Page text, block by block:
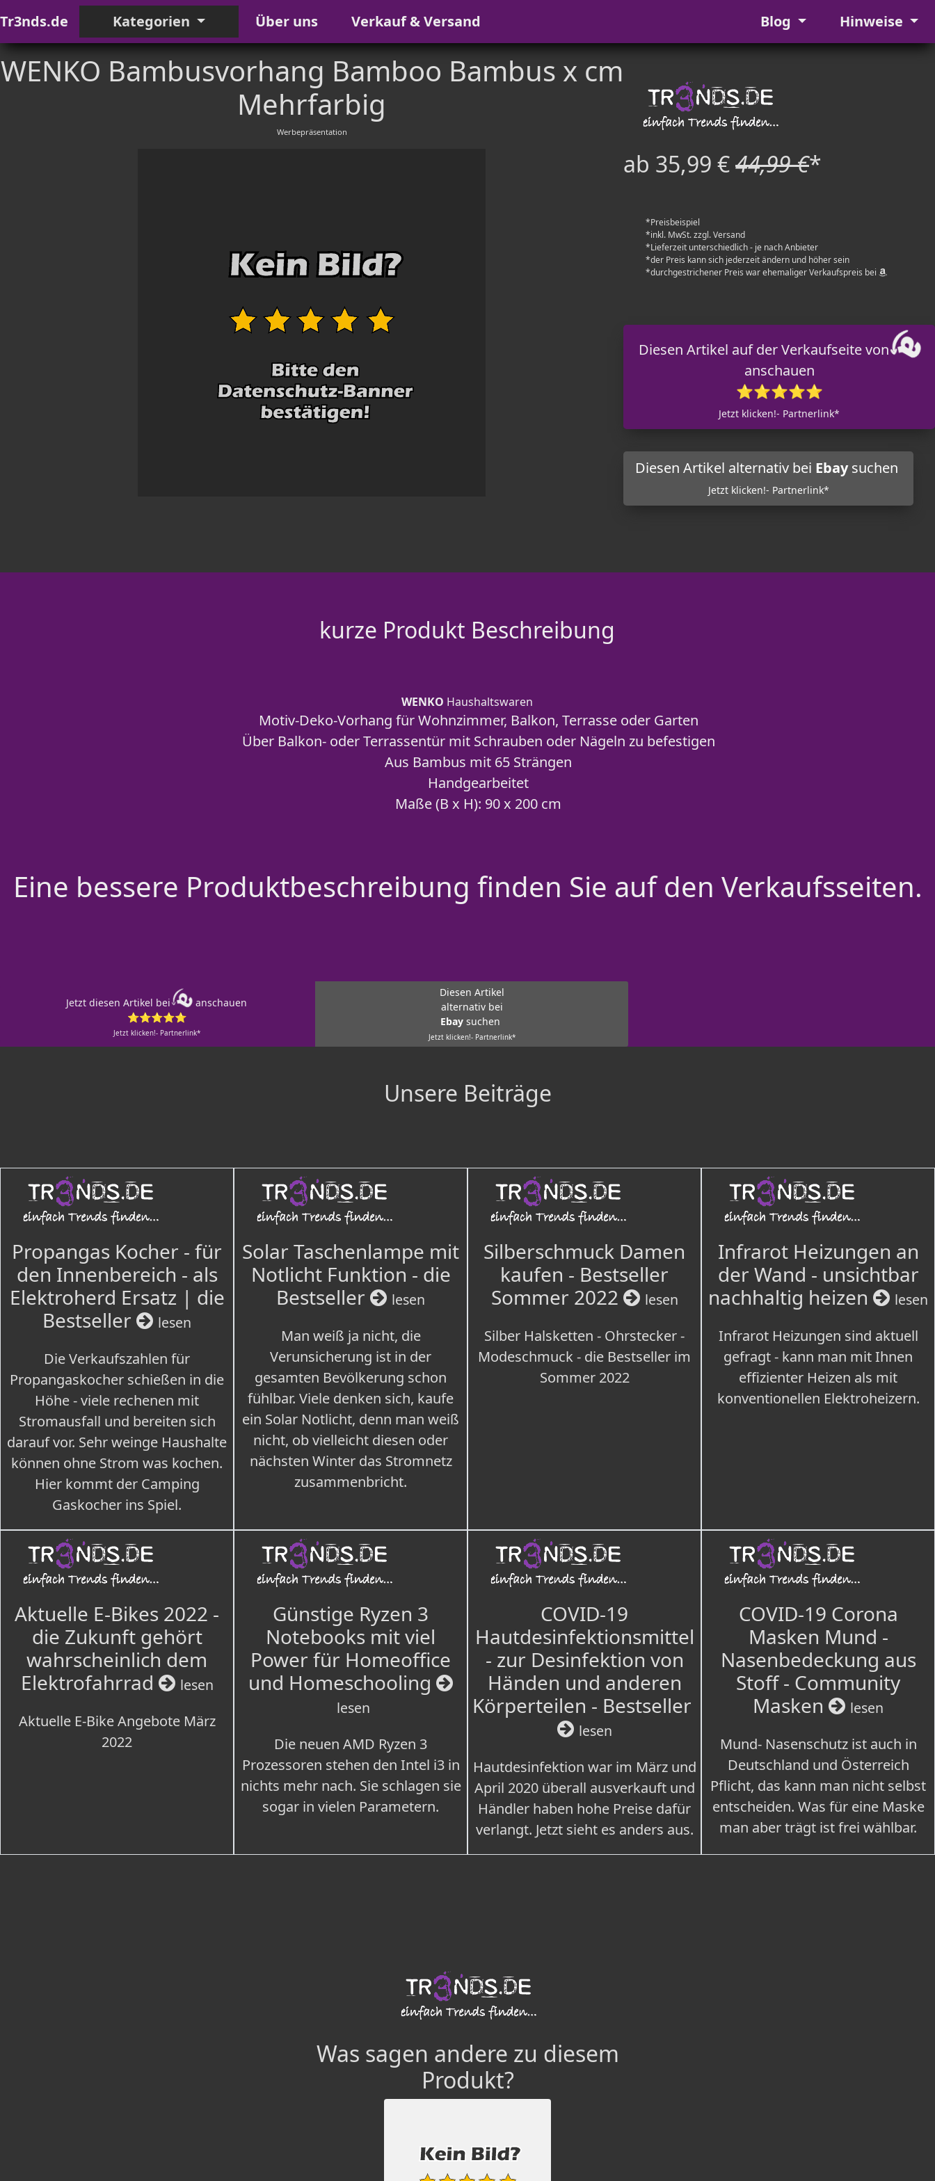
Tr3nds.de Kategorien Über uns Verkauf & Versand Blog Hinweise
WENKO Bambusvorhang Bamboo Bambus x cm
Mehrfarbig
Werbepräsentation
ab 35,99 €44,99 €*
*Preisbeispiel
*inkl. MwSt. zzgl. Versand
*Lieferzeit unterschiedlich - je nach Anbieter
*der Preis kann sich jederzeit ändern und höher sein
*durchgestrichener Preis war ehemaliger Verkaufspreis bei
Diesen Artikel auf der Verkaufseite von
anschauen
⭐⭐⭐⭐⭐
Jetzt klicken!- Partnerlink*
Diesen Artikel alternativ bei Ebaysuchen
Jetzt klicken!- Partnerlink*
kurze Produkt Beschreibung
WENKO Haushaltswaren
Motiv-Deko-Vorhang für Wohnzimmer, Balkon, Terrasse oder Garten
Über Balkon- oder Terrassentür mit Schrauben oder Nägeln zu befestigen
Aus Bambus mit 65 Strängen
Handgearbeitet
Maße (B x H): 90 x 200 cm
Eine bessere Produktbeschreibung finden Sie auf den Verkaufsseiten.
Jetzt diesen Artikel bei
anschauen
⭐⭐⭐⭐⭐
Jetzt klicken!- Partnerlink*
Diesen Artikel
alternativ bei
Ebay suchen
Jetzt klicken!- Partnerlink*
Unsere Beiträge
Propangas Kocher - für
den Innenbereich - als
Elektroherd Ersatz | die
Bestseller
lesen
Die Verkaufszahlen für
Propangaskocher schießen in die
Höhe - viele rechenen mit
Stromausfall und bereiten sich
darauf vor. Sehr weinge Haushalte
können ohne Strom was kochen.
Hier kommt der Camping
Gaskocher ins Spiel.
Solar Taschenlampe mit
Notlicht Funktion - die
Bestseller
lesen
Man weiß ja nicht, die
Verunsicherung ist in der
gesamten Bevölkerung schon
fühlbar. Viele denken sich, kaufe
ein Solar Notlicht, denn man weiß
nicht, ob vielleicht diesen oder
nächsten Winter das Stromnetz
zusammenbricht.
Silberschmuck Damen
kaufen - Bestseller
Sommer 2022
lesen
Silber Halsketten - Ohrstecker -
Modeschmuck - die Bestseller im
Sommer 2022
Infrarot Heizungen an
der Wand - unsichtbar
nachhaltig heizen
lesen
Infrarot Heizungen sind aktuell
gefragt - kann man mit Ihnen
effizienter Heizen als mit
konventionellen Elektroheizern.
Aktuelle E-Bikes 2022 -
die Zukunft gehört
wahrscheinlich dem
Elektrofahrrad
lesen
Aktuelle E-Bike Angebote März
2022
Günstige Ryzen 3
Notebooks mit viel
Power für Homeoffice
und Homeschooling
lesen
Die neuen AMD Ryzen 3
Prozessoren stehen den Intel i3 in
nichts mehr nach. Sie schlagen sie
sogar in vielen Parametern.
COVID-19
Hautdesinfektionsmittel
- zur Desinfektion von
Händen und anderen
Körperteilen - Bestseller
lesen
Hautdesinfektion war im März und
April 2020 überall ausverkauft und
Händler haben hohe Preise dafür
verlangt. Jetzt sieht es anders aus.
COVID-19 Corona
Masken Mund -
Nasenbedeckung aus
Stoff - Community
Masken
lesen
Mund- Nasenschutz ist auch in
Deutschland und Österreich
Pflicht, das kann man nicht selbst
entscheiden. Was für eine Maske
man aber trägt ist frei wählbar.
Was sagen andere zu diesem
Produkt?